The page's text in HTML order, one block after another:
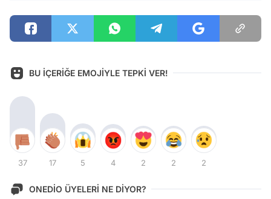
BU İÇERİĞE EMOJİYLE TEPKİ VER!
37 17 5 4 2 2 2
ONEDİO ÜYELERİ NE DİYOR?